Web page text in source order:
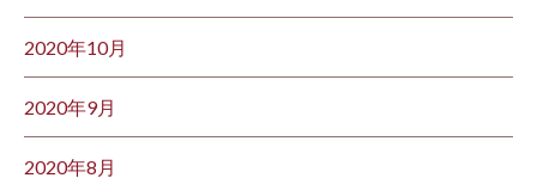
2020年10月
2020年9月
2020年8月